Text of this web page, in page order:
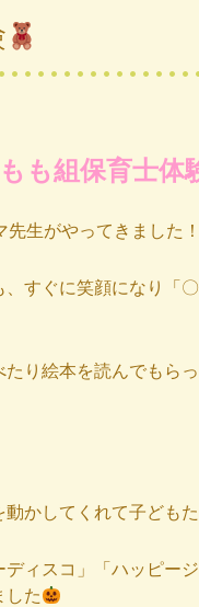
も組保育士体
生がやってきました！
すぐに笑顔になり「
り絵本を読んでもら
かしてくれて子どもた
ディスコ」「ハッピー
した